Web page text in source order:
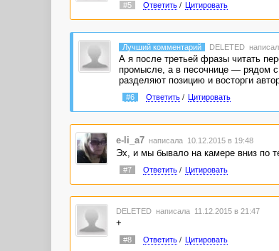
#5 Ответить/ Цитировать
Лучший комментарий DELETED
А я после третьей фразы читать
промысле, а в песочнице — рядом с
разделяют позицию и восторги
#6 Ответить/ Цитировать
e-li_a7 написала 10.12.2015 в 19:48
Эх, и мы бывало на камере вниз по
#7 Ответить/ Цитировать
DELETED написала 11.12.2015 в 21:47
+
#8 Ответить/ Цитировать